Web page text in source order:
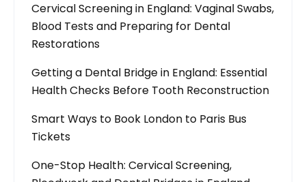
Cervical Screening in England: Vaginal Swabs,
Blood Tests and Preparing for Dental
Restorations
Getting a Dental Bridge in England: Essential
Health Checks Before Tooth Reconstruction
Smart Ways to Book London to Paris Bus
Tickets
One-Stop Health: Cervical Screening,